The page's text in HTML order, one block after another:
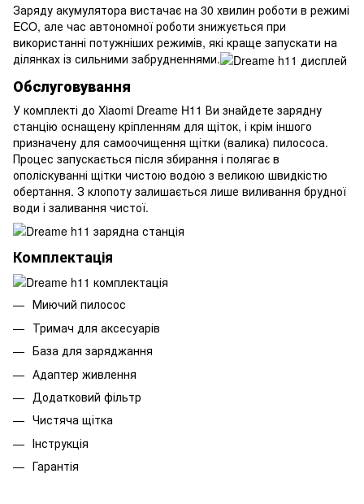
Заряду акумулятора вистачає на 30 хвилин роботи в режимі
ECO, але час автономної роботи знижується при
використанні потужніших режимів, які краще запускати на
ділянках із сильними забрудненнями.
Обслуговування
У комплекті до Xiaomi Dreame H11 Ви знайдете зарядну
станцію оснащену кріпленням для щіток, і крім іншого
призначену для самоочищення щітки (валика) пилососа.
Процес запускається після збирання і полягає в
ополіскуванні щітки чистою водою з великою швидкістю
обертання. З клопоту залишається лише виливання брудної
води і заливання чистої.
Комплектація
Миючий пилосос
Тримач для аксесуарів
База для заряджання
Адаптер живлення
Додатковий фільтр
Чистяча щітка
Інструкція
Гарантія